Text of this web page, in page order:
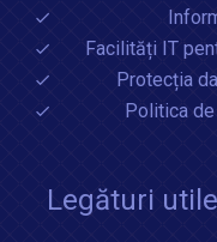
Facilități IT
Protecția
Politica
Legături